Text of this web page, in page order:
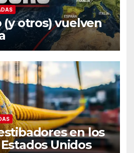
(y otros) vuelven
en los
Unidos